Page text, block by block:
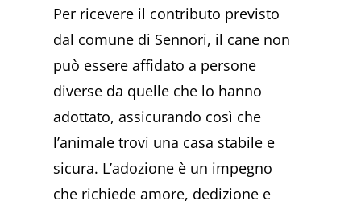
Per ricevere il contributo previsto
dal comune di Sennori, il cane non
può essere affidato a persone
diverse da quelle che lo hanno
adottato, assicurando così che
l’animale trovi una casa stabile e
sicura. L’adozione è un impegno
che richiede amore, dedizione e